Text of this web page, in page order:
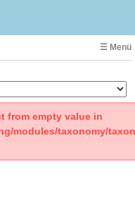
☰ Menü
from empty value in
modules/taxonomy/